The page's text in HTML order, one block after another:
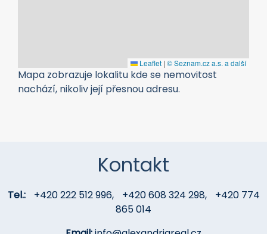
Leaflet | © Seznam.cz a.s. a další
Mapa zobrazuje lokalitu kde se nemovitost
nachází, nikoliv její přesnou adresu.
Kontakt
Tel.: +420 222 512 996, +420 608 324 298,
+420 774
865 014